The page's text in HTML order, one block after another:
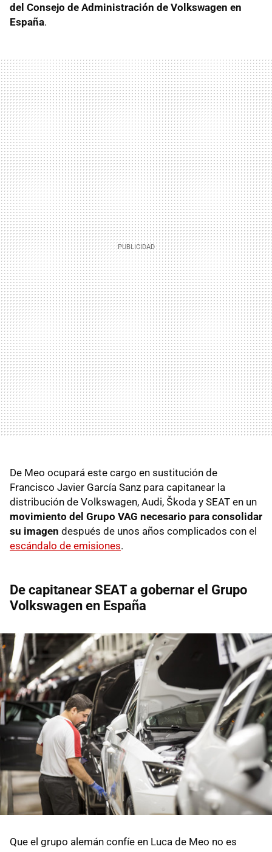
del Consejo de Administración de Volkswagen en
España.
De Meo ocupará este cargo en sustitución de
Francisco Javier García Sanz para capitanear la
distribución de Volkswagen, Audi, Škoda y SEAT en un
movimiento del Grupo VAG necesario para consolidar
su imagen después de unos años complicados con el
escándalo de emisiones.
De capitanear SEAT a gobernar el Grupo
Volkswagen en España
Que el grupo alemán confíe en Luca de Meo no es